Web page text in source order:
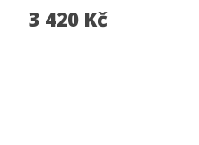
3 420 Kč